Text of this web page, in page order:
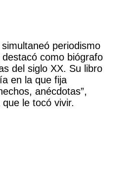
periodismo
como biógrafo
del siglo XX. Su libro
en la que fija
anécdotas”,
le tocó vivir.